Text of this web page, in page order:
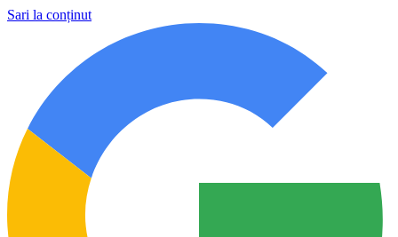
Sari la conținut